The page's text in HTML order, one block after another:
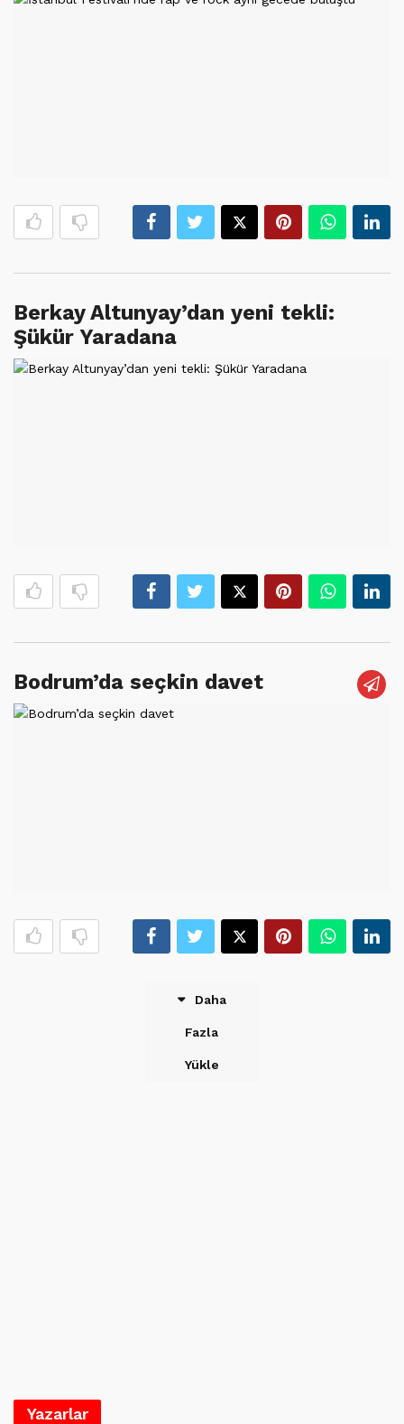
Berkay Altunyay’dan yeni tekli:
Şükür Yaradana
Bodrum’da seçkin davet
Daha
Fazla
Yükle
Yazarlar